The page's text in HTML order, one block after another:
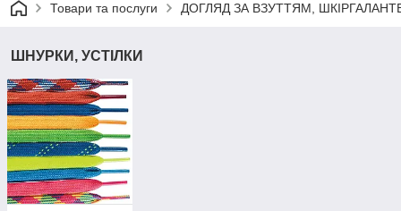
Товари та послуги ДОГЛЯД ЗА ВЗУТТЯМ,
ШНУРКИ, УСТІЛКИ